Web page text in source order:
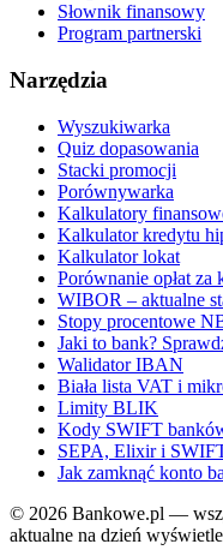
Słownik finansowy
Program partnerski
Narzędzia
Wyszukiwarka
Quiz dopasowania
Stacki promocji
Porównywarka
Kalkulatory
Kalkulator kredytu
Kalkulator lokat
Porównanie opłat za
WIBOR – aktualne
Stopy procentowe
Jaki to bank?
Walidator IBAN
Biała lista VAT i
Limity BLIK
Kody SWIFT
SEPA, Elixir i
Jak zamknąć konto
© 2026 Bankowe.pl —
aktualne na dzień